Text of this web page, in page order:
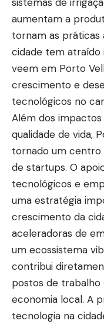
sistemas de
aumentam a
tornam as práticas
cidade tem atraído
veem em Porto
crescimento e
tecnológicos no
Além dos
qualidade de vida,
tornado um centro
de startups. O
tecnológicos e
uma estratégia
crescimento da
aceleradoras de
um ecossistema
contribui
postos de trabalho
economia local. A
tecnologia na